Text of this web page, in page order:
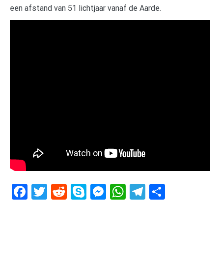
een afstand van 51 lichtjaar vanaf de Aarde.
Facebook
Twitter
RedditSkypeMessenger
WhatsApp
Telegram